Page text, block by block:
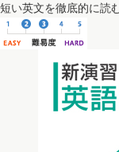
短い英文を徹底的に読